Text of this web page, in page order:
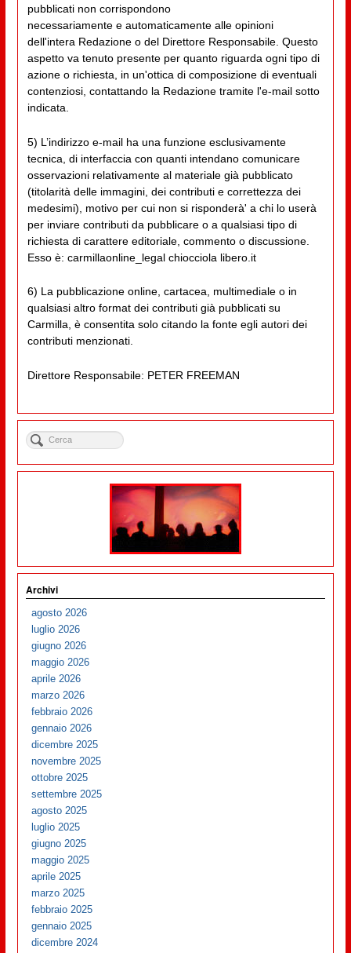
pubblicati non corrispondono
necessariamente e automaticamente alle opinioni
dell'intera Redazione o del Direttore Responsabile. Questo
aspetto va tenuto presente per quanto riguarda ogni tipo di
azione o richiesta, in un'ottica di composizione di eventuali
contenziosi, contattando la Redazione tramite l'e-mail sotto
indicata.
5) L’indirizzo e-mail ha una funzione esclusivamente
tecnica, di interfaccia con quanti intendano comunicare
osservazioni relativamente al materiale già pubblicato
(titolarità delle immagini, dei contributi e correttezza dei
medesimi), motivo per cui non si risponderà' a chi lo userà
per inviare contributi da pubblicare o a qualsiasi tipo di
richiesta di carattere editoriale, commento o discussione.
Esso è: carmillaonline_legal chiocciola libero.it
6) La pubblicazione online, cartacea, multimediale o in
qualsiasi altro format dei contributi già pubblicati su
Carmilla, è consentita solo citando la fonte egli autori dei
contributi menzionati.
Direttore Responsabile: PETER FREEMAN
Archivi
agosto 2026
luglio 2026
giugno 2026
maggio 2026
aprile 2026
marzo 2026
febbraio 2026
gennaio 2026
dicembre 2025
novembre 2025
ottobre 2025
settembre 2025
agosto 2025
luglio 2025
giugno 2025
maggio 2025
aprile 2025
marzo 2025
febbraio 2025
gennaio 2025
dicembre 2024